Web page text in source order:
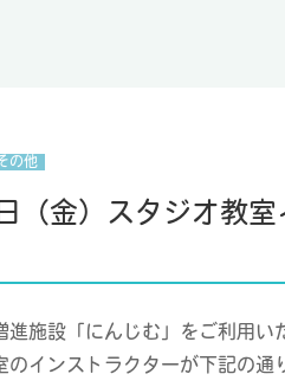
の他
（金）スタジオ教
進施設「にんじむ」をご利用い
のインストラクターが下記の通